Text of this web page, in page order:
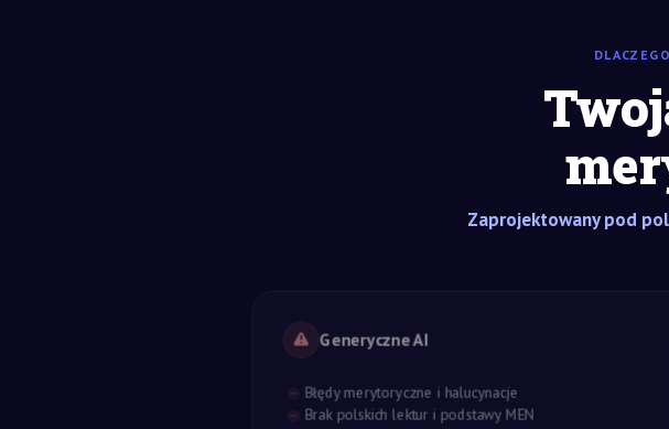
Zaprojektowany pod
Generyczne AI
Błędy merytoryczne i halucynacje
Brak polskich lektur i podstawy MEN